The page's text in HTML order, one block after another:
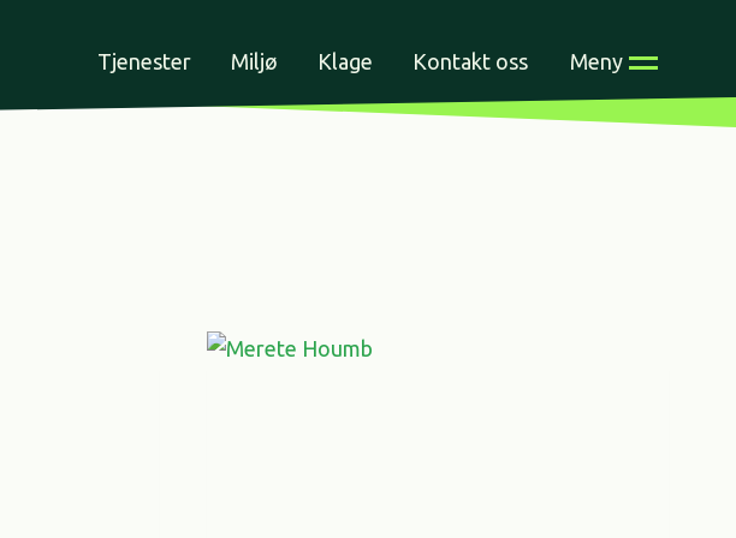
Tjenester Miljø Klage Kontakt oss Meny